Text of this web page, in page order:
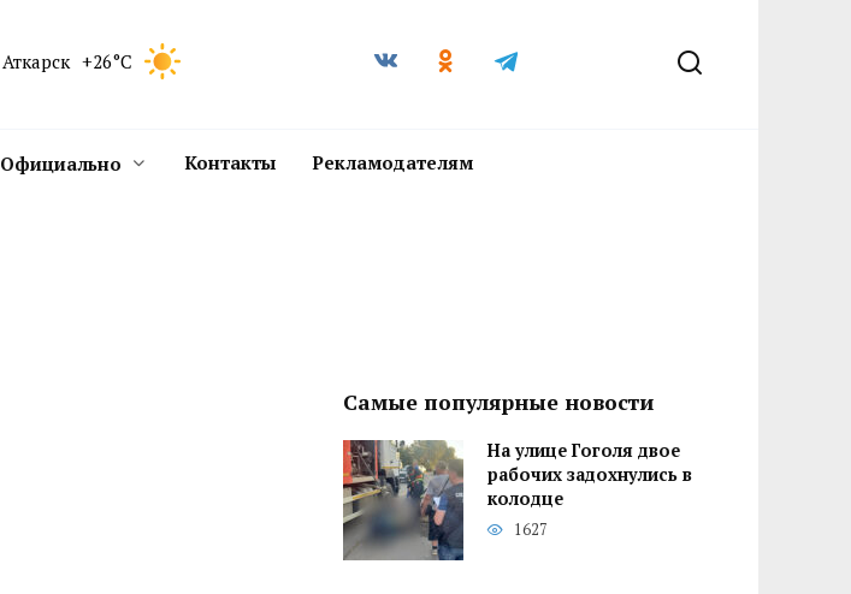
Аткарск +26°C
Официально Контакты Рекламодателям
Самые популярные новости
На улице Гоголя двое
рабочих задохнулись в
колодце
1627